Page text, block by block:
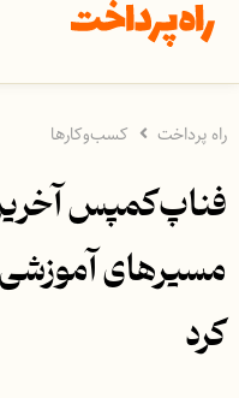
راه پرداخت کسب‌وکارها
فناپ‌کمپس
مسیرهای آموزشی
کرد